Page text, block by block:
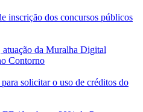
inscrição dos concursos públicos
da Muralha Digital
Contorno
solicitar o uso de créditos do